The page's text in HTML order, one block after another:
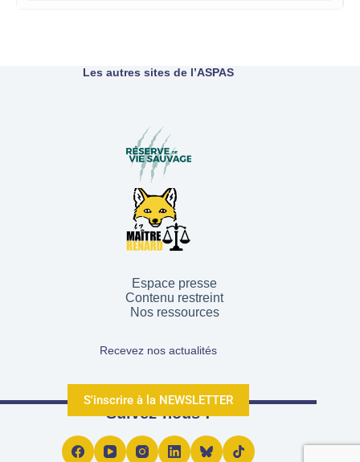
Les autres sites de l’ASPAS
Espace presse
Contenu restreint
Nos ressources
Recevez nos actualités
S'inscrire à la NEWSLETTER
Suivez-nous !